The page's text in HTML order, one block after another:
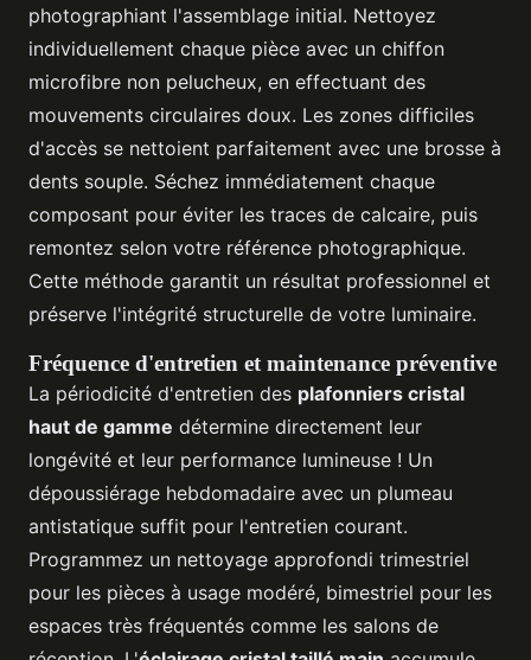
photographiant l'assemblage initial. Nettoyez
individuellement chaque pièce avec un chiffon
microfibre non pelucheux, en effectuant des
mouvements circulaires doux. Les zones difficiles
d'accès se nettoient parfaitement avec une brosse à
dents souple. Séchez immédiatement chaque
composant pour éviter les traces de calcaire, puis
remontez selon votre référence photographique.
Cette méthode garantit un résultat professionnel et
préserve l'intégrité structurelle de votre luminaire.
Fréquence d'entretien et maintenance préventive
La périodicité d'entretien des plafonniers cristal
haut de gamme détermine directement leur
longévité et leur performance lumineuse ! Un
dépoussiérage hebdomadaire avec un plumeau
antistatique suffit pour l'entretien courant.
Programmez un nettoyage approfondi trimestriel
pour les pièces à usage modéré, bimestriel pour les
espaces très fréquentés comme les salons de